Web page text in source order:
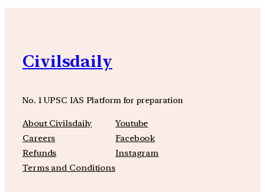
Civilsdaily
No. 1 UPSC IAS Platform for preparation
About Civilsdaily
Careers
Refunds
Terms and Conditions
Youtube
Facebook
Instagram